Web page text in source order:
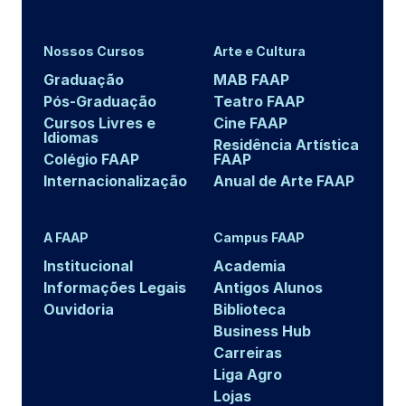
Nossos Cursos
Graduação
Pós-Graduação
Cursos Livres e
Idiomas
Colégio FAAP
Internacionalização
Arte e Cultura
MAB FAAP
Teatro FAAP
Cine FAAP
Residência Artística
FAAP
Anual de Arte FAAP
A FAAP
Institucional
Informações Legais
Ouvidoria
Campus FAAP
Academia
Antigos Alunos
Biblioteca
Business Hub
Carreiras
Liga Agro
Lojas